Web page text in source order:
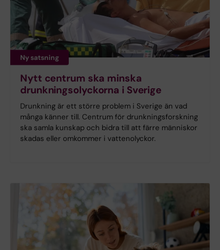
Ny satsning
Nytt centrum ska minska
drunkningsolyckorna i Sverige
Drunkning är ett större problem i Sverige än vad
många känner till. Centrum för drunkningsforskning
ska samla kunskap och bidra till att färre människor
skadas eller omkommer i vattenolyckor.